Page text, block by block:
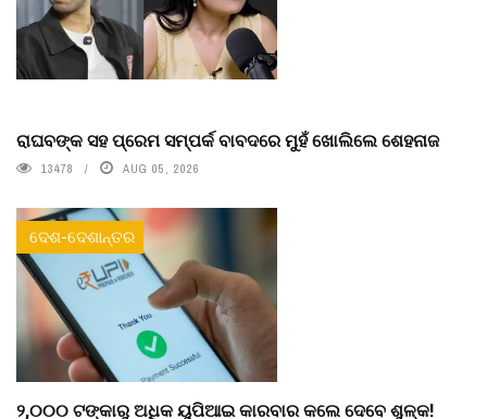
ରାଘବଙ୍କ ସହ ପ୍ରେମ ସମ୍ପର୍କ ବାବଦରେ ମୁହଁ ଖୋଲିଲେ ଶେହନାଜ
13478 AUG 05, 2026
ଦେଶ-ଦେଶାନ୍ତର
୨,୦୦୦ ଟଙ୍କାରୁ ଅଧିକ ୟୁପିଆଇ କାରବାର କଲେ ଦେବେ ଶୁଳ୍କ!